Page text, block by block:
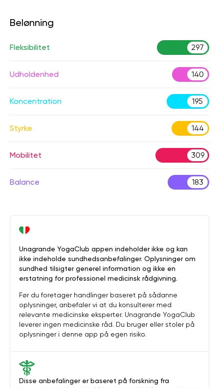
Belønning
Fleksibilitet 297
Udholdenhed 140
Koncentration 195
Styrke 144
Mobilitet 309
Balance 183
Disse anbefalinger er baseret på forskning fra
Unagrande YogaClub appen indeholder ikke og kan
ikke indeholde sundhedsanbefalinger. Oplysninger om
sundhed tilsigter generel information og ikke en
erstatning for professionel medicinsk rådgivning.
Før du foretager handlinger baseret på sådanne
oplysninger, anbefaler vi at du konsulterer med
relevante medicinske eksperter. Unagrande YogaClub
leverer ingen medicinske råd. Du bruger eller stoler på
oplysninger i denne app på egen risiko.